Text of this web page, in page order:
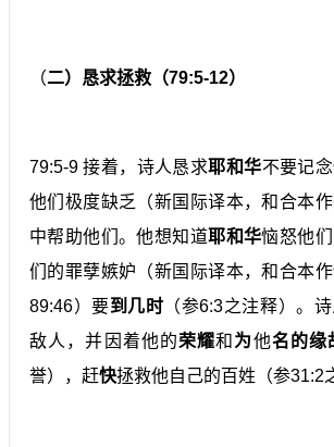
（二）恳求拯救（79:5-12）
79:5-9 接着，诗人恳求耶和华不要记
他们极度缺乏（新国际译本，和合本作
中帮助他们。他想知道耶和华恼怒他
们的罪孽嫉妒（新国际译本，和合本作
89:46）要到几时 （参6:3之注释）。
敌人，并因着他的荣耀和 为他名的缘
誉），赶快拯救他自己的百姓（参31:2